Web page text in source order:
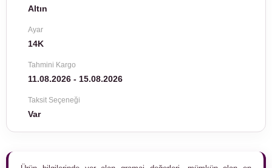
Altın
Ayar
14K
Tahmini Kargo
11.08.2026 - 15.08.2026
Taksit Seçeneği
Var